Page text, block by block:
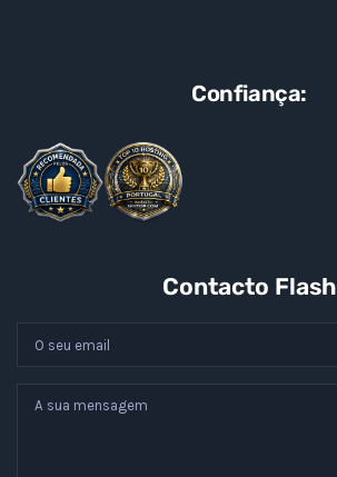
Confiança:
Contacto Flash